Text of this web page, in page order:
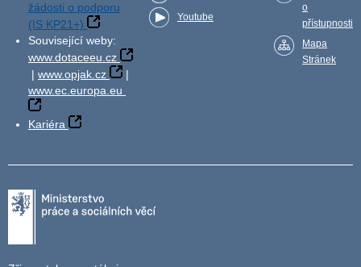
žádosti o podporu
(IS KP21+)
Související weby:
www.dotaceeu.cz
| www.opjak.cz
|
www.ec.europa.eu
Kariéra
Youtube
o
přístupnosti
Mapa
Stránek